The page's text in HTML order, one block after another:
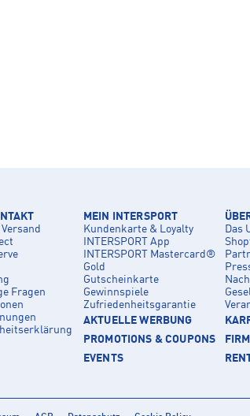
Fragen
MEIN INTERSPORT
Kundenkarte & Loyalty
INTERSPORT App
INTERSPORT Mastercard®
Gold
Gutscheinkarte
Gewinnspiele
Zufriedenheitsgarantie
AKTUELLE WERBUNG
PROMOTIONS & COUPONS
EVENTS
Das